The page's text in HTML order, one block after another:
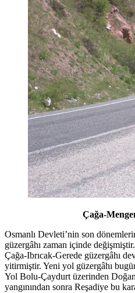
Çağa-
Osmanlı Devleti’nin son
güzergâhı zaman içinde
Çağa-Ibrıcak-Gerede güzergâhı
yitirmiştir. Yeni yol güzergâhı
Yol Bolu-Çaydurt üzerinden
yangınından sonra Reşadiye bu